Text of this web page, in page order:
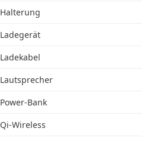
Halterung
Ladegerät
Ladekabel
Lautsprecher
Power-Bank
Qi-Wireless